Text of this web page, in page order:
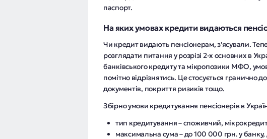
паспорт.
На яких умовах кредити видаються
Чи кредит видають пенсіонерам, з'ясували.
розглядати питання у розрізі 2-х основних в
банківського кредиту та мікропозики МФО,
помітно відрізнятись. Це стосується гранично
документів, покриття ризиків тощо.
Збірно умови кредитування пенсіонерів в
тип кредитування – споживчий,
максимальна сума – до 100 000 грн. у